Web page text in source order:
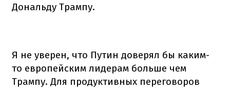
Дональду Трампу.
Я не уверен, что Путин доверял бы каким-
то европейским лидерам больше чем
Трампу. Для продуктивных переговоров